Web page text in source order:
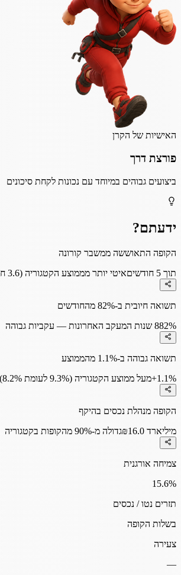
האישיות של הקרן
פורצת דרך
ביצועים גבוהים במיוחד עם נכונות לקחת סיכונים
ידעתם?
הקופה התאוששה ממשבר קורונה
תוך 5 חודשים
איטי יותר מממוצע הקטגוריה (3.6 חודשים)
תשואה חיובית ב-82% מהחודשים
82%8 שנות המעקב האחרונות — עקביות גבוהה
תשואה גבוהה ב-1.1% מהממוצע
+1.1%מעל ממוצע הקטגוריה (9.3% לעומת 8.2%)
הקופה מנהלת נכסים בהיקף
₪16.0 מיליארד
גדולה מ-90% מהקופות בקטגוריה
צמיחה אורגנית
15.6%
תזרים נטו / נכסים
בשלות הקופה
צעירה
—